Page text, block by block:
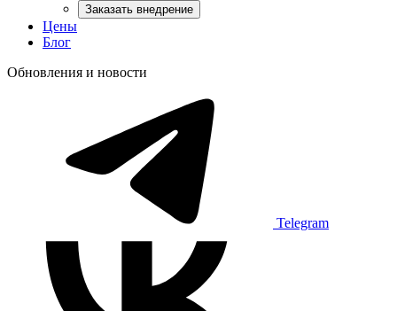
Заказать внедрение
Цены
Блог
Обновления и новости
Telegram